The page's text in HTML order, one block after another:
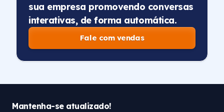
sua empresa promovendo conversas
interativas, de forma automática.
Fale com vendas
Mantenha-se atualizado!